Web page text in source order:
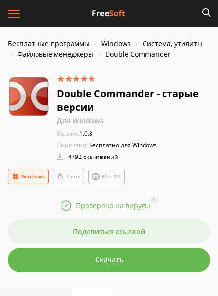
Бесплатные программы Windows
Система, утилиты
Файловые менеджеры
Double Commander
Double Commander - старые
версии
Для Windows
Версия:1.0.8
Лицензия: Бесплатно для Windows
4792 скачиваний
Windows Linux Mac OS
Проверено на вирусы
?
Поделиться ссылкой
Скачать